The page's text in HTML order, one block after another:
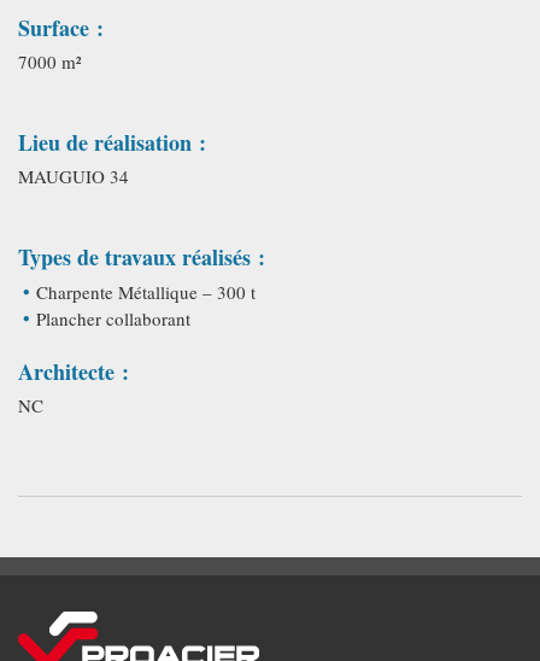
Surface :
7000 m²
Lieu de réalisation :
MAUGUIO 34
Types de travaux réalisés :
Charpente Métallique – 300 t
Plancher collaborant
Architecte :
NC